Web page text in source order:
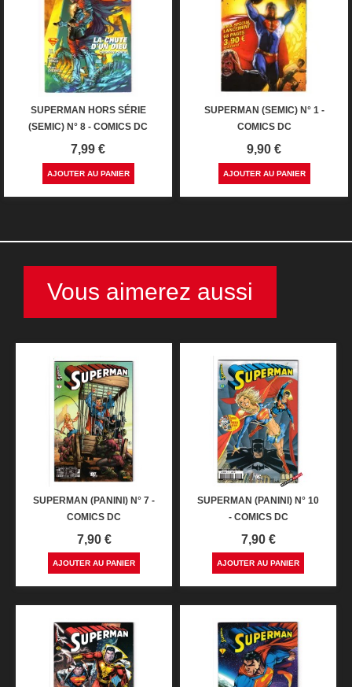
SUPERMAN HORS SÉRIE
(SEMIC) N° 8 - COMICS DC
Prix
7,99 €
AJOUTER AU PANIER
SUPERMAN (SEMIC) N° 1 -
COMICS DC
Prix
9,90 €
AJOUTER AU PANIER
Vous aimerez aussi
SUPERMAN (PANINI) N° 7 -
COMICS DC
Prix
7,90 €
AJOUTER AU PANIER
SUPERMAN (PANINI) N° 10
- COMICS DC
Prix
7,90 €
AJOUTER AU PANIER